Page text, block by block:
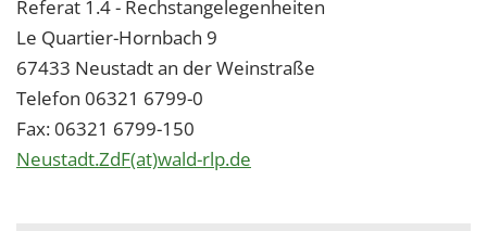
Referat 1.4 - Rechstangelegenheiten
Le Quartier-Hornbach 9
67433 Neustadt an der Weinstraße
Telefon 06321 6799-0
Fax: 06321 6799-150
Neustadt.ZdF(at)wald-rlp.de